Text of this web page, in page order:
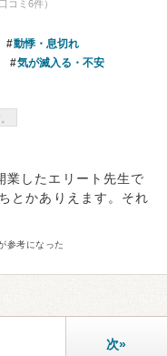
コミ6件）
動悸・息切れ
気が滅入る・不安
業したエリート先生で
とかありえます。それ
参考になった
次»